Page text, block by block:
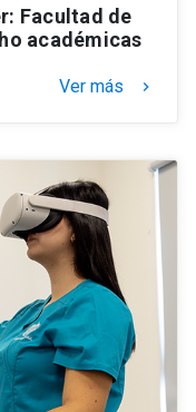
Facultad de
académicas
Ver más keyboard_arrow_right